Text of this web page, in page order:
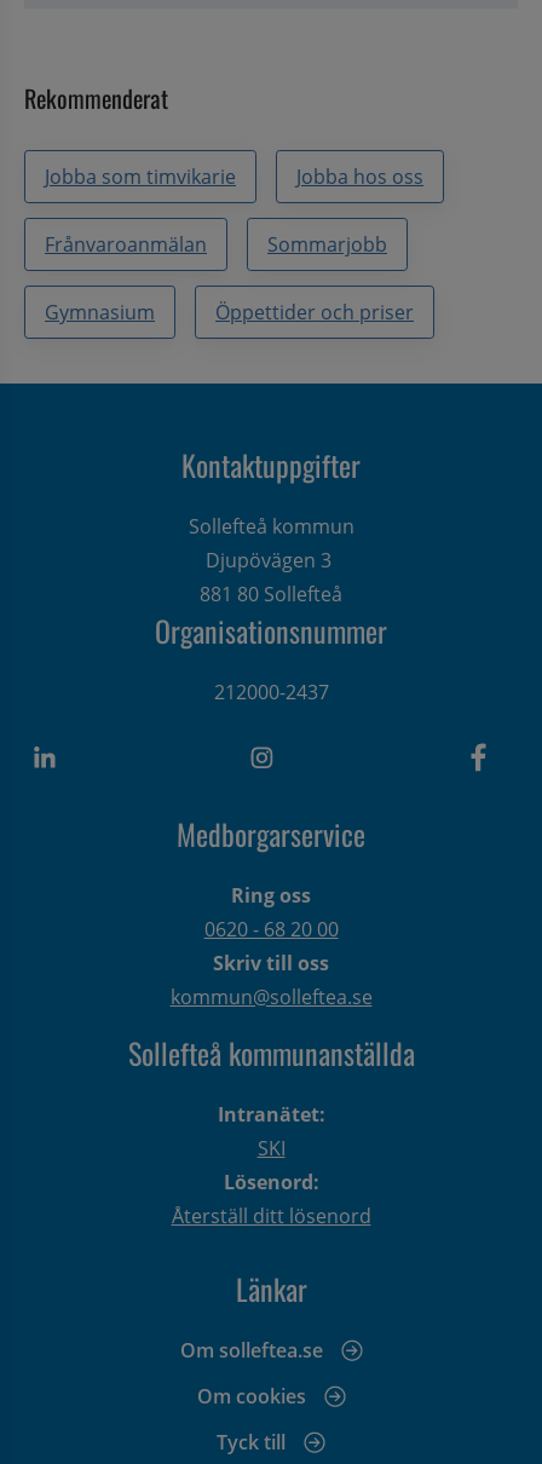
Rekommenderat
Jobba som timvikarie Jobba hos oss
Frånvaroanmälan Sommarjobb
Gymnasium Öppettider och priser
Kontaktuppgifter
Sollefteå kommun
Djupövägen 3
881 80 Sollefteå
Organisationsnummer
212000-2437
Medborgarservice
Ring oss
0620 - 68 20 00
Skriv till oss
kommun@solleftea.se
Sollefteå kommunanställda
Intranätet:
SKI
Lösenord:
Återställ ditt lösenord
Länkar
Om solleftea.se
Om cookies
Tyck till